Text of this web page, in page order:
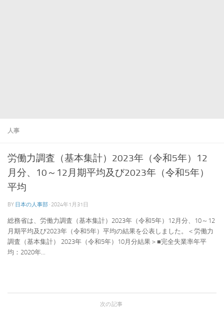
人事
労働力調査（基本集計）2023年（令和5年）12
月分、10～12月期平均及び2023年（令和5年）
平均
BY 日本の人事部 · 2024年1月31日
総務省は、労働力調査（基本集計）2023年（令和5年）12月分、10～12
月期平均及び2023年（令和5年）平均の結果を公表しました。＜労働力
調査（基本集計） 2023年（令和5年）10月分結果＞■完全失業率年平
均：2020年...
次の記事